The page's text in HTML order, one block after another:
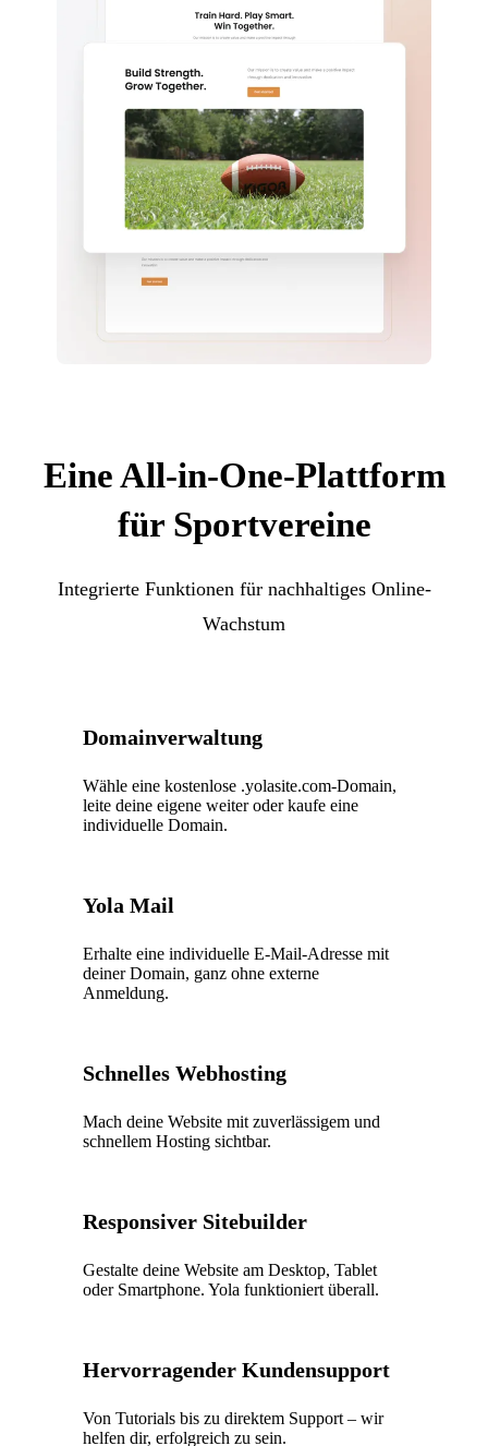
Eine All-in-One-Plattform
für Sportvereine
Integrierte Funktionen für nachhaltiges Online-
Wachstum
Domainverwaltung
Wähle eine kostenlose .yolasite.com-Domain,
leite deine eigene weiter oder kaufe eine
individuelle Domain.
Yola Mail
Erhalte eine individuelle E-Mail-Adresse mit
deiner Domain, ganz ohne externe
Anmeldung.
Schnelles Webhosting
Mach deine Website mit zuverlässigem und
schnellem Hosting sichtbar.
Responsiver Sitebuilder
Gestalte deine Website am Desktop, Tablet
oder Smartphone. Yola funktioniert überall.
Hervorragender Kundensupport
Von Tutorials bis zu direktem Support – wir
helfen dir, erfolgreich zu sein.